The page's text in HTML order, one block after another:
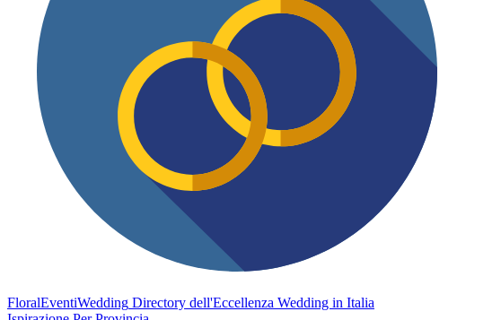
FloralEventiWedding Directory dell'Eccellenza Wedding in Italia